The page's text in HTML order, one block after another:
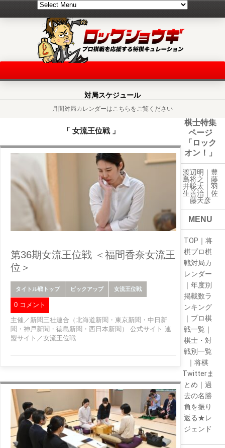
対局スケジュール
月間対局カレンダーはこちらをご覧ください
「 女流王位戦 」
第36期女流王位戦 ＜福間香奈女流王
位＞
タイトル戦トップ ピックアップ 女流王位戦
0 コメント
主催／新聞三社連合（北海道新聞・東京新聞・中日新
聞・神戸新聞・徳島新聞・西日本新聞） 公式サイト 連
盟サイト／女流王位戦
棋士特集
ページ
「ロック
オン！」
渡辺明｜ 豊
島将之
藤
井聡太
羽
生善治
佐
藤天彦
MENU
TOP ｜ 将
棋プロ棋
戦対局カ
レンダー
｜ 年度別
掲載数ラ
ンキング
｜ プロ棋
戦一覧 ｜
棋士・対
戦別一覧
｜ 将棋
Twitterま
とめ ｜ 過
去の名勝
負を振り
返る★レ
ジェンド